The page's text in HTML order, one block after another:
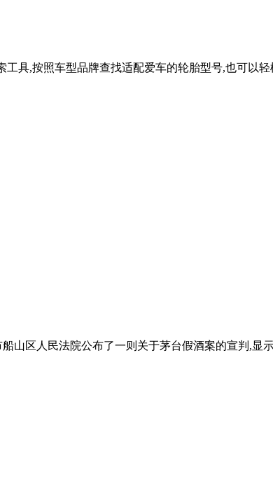
具,按照车型品牌查找适配爱车的轮胎型号,也可以
山区人民法院公布了一则关于茅台假酒案的宣判,显